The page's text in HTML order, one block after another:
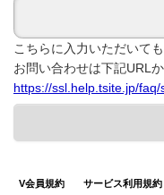
こちらに入力いただいて
お問い合わせは下記URL
https://ssl.help.tsite.jp/
V会員規約 サービス利用規約